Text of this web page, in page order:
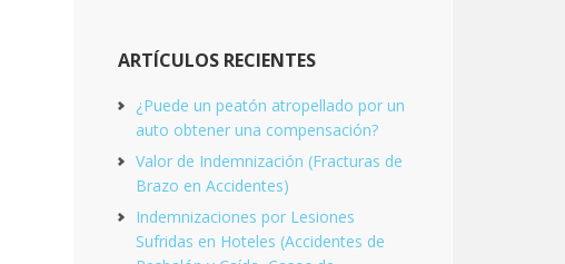
ARTÍCULOS RECIENTES
¿Puede un peatón atropellado por un
auto obtener una compensación?
Valor de Indemnización (Fracturas de
Brazo en Accidentes)
Indemnizaciones por Lesiones
Sufridas en Hoteles (Accidentes de